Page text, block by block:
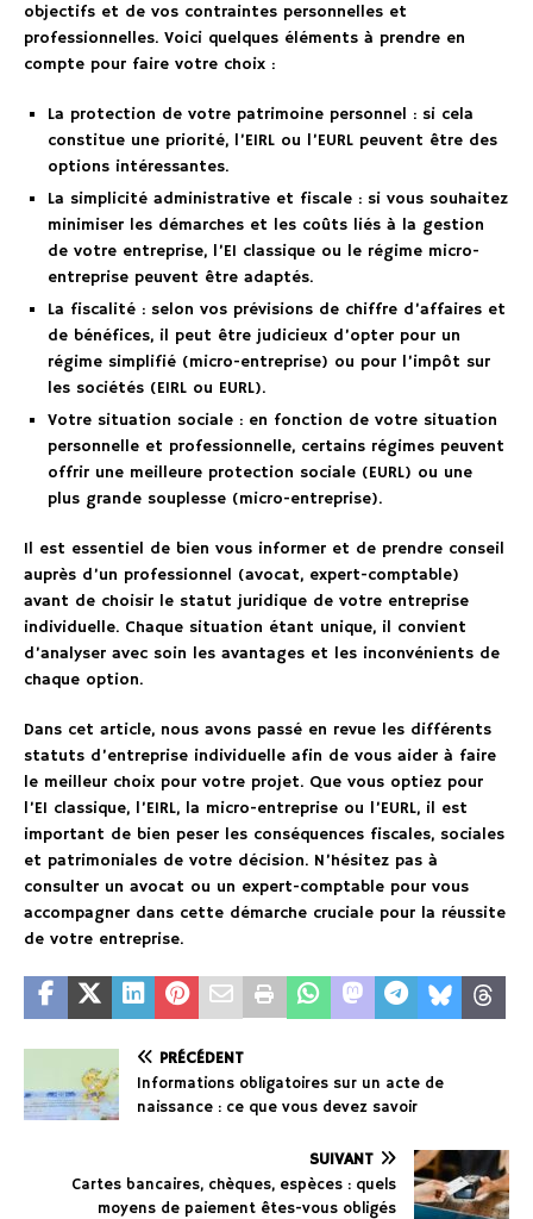
objectifs et de vos contraintes personnelles et
professionnelles. Voici quelques éléments à prendre en
compte pour faire votre choix :
La protection de votre patrimoine personnel : si cela
constitue une priorité, l’EIRL ou l’EURL peuvent être des
options intéressantes.
La simplicité administrative et fiscale : si vous souhaitez
minimiser les démarches et les coûts liés à la gestion
de votre entreprise, l’EI classique ou le régime micro-
entreprise peuvent être adaptés.
La fiscalité : selon vos prévisions de chiffre d’affaires et
de bénéfices, il peut être judicieux d’opter pour un
régime simplifié (micro-entreprise) ou pour l’impôt sur
les sociétés (EIRL ou EURL).
Votre situation sociale : en fonction de votre situation
personnelle et professionnelle, certains régimes peuvent
offrir une meilleure protection sociale (EURL) ou une
plus grande souplesse (micro-entreprise).
Il est essentiel de bien vous informer et de prendre conseil
auprès d’un professionnel (avocat, expert-comptable)
avant de choisir le statut juridique de votre entreprise
individuelle. Chaque situation étant unique, il convient
d’analyser avec soin les avantages et les inconvénients de
chaque option.
Dans cet article, nous avons passé en revue les différents
statuts d’entreprise individuelle afin de vous aider à faire
le meilleur choix pour votre projet. Que vous optiez pour
l’EI classique, l’EIRL, la micro-entreprise ou l’EURL, il est
important de bien peser les conséquences fiscales, sociales
et patrimoniales de votre décision. N’hésitez pas à
consulter un avocat ou un expert-comptable pour vous
accompagner dans cette démarche cruciale pour la réussite
de votre entreprise.
PRÉCÉDENT
Informations obligatoires sur un acte de
naissance : ce que vous devez savoir
SUIVANT
Cartes bancaires, chèques, espèces : quels
moyens de paiement êtes-vous obligés